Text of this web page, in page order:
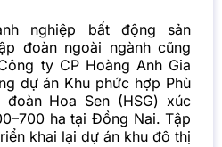
nghiệp bất động sản
đoàn ngoài ngành cũng
ty CP Hoàng Anh Gia
dự án Khu phức hợp Phù
Hoa Sen (HSG) xúc
ha tại Đồng Nai. Tập
khai lại dự án khu đô thị